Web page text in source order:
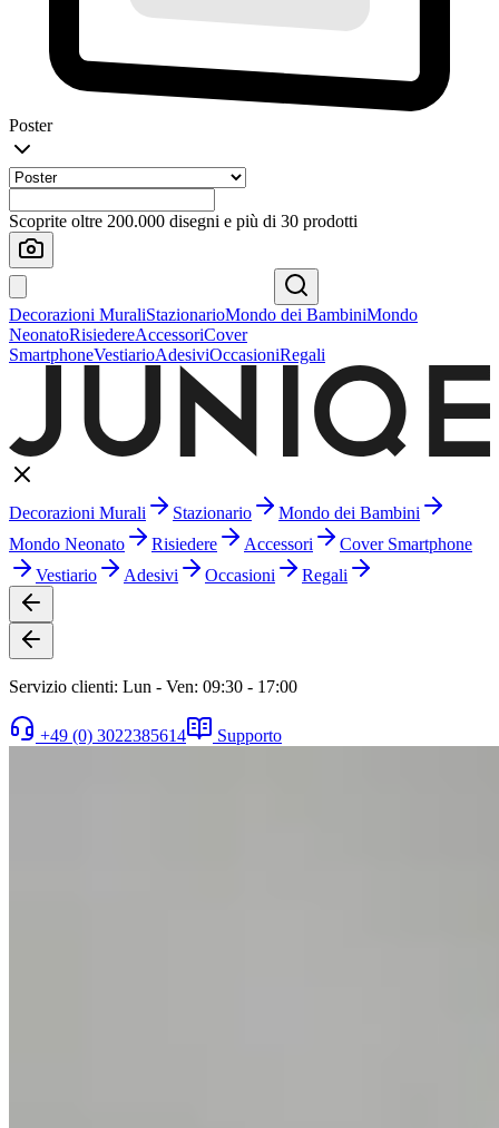
Poster
Scoprite oltre 200.000 disegni e più di 30 prodotti
Decorazioni MuraliStazionarioMondo dei BambiniMondo
NeonatoRisiedereAccessoriCover
SmartphoneVestiarioAdesiviOccasioniRegali
Decorazioni Murali Stazionario
Mondo dei Bambini
Mondo Neonato
Risiedere Accessori
Cover Smartphone
Vestiario
Adesivi Occasioni Regali
Servizio clienti: Lun - Ven: 09:30 - 17:00
+49 (0) 3022385614 Supporto